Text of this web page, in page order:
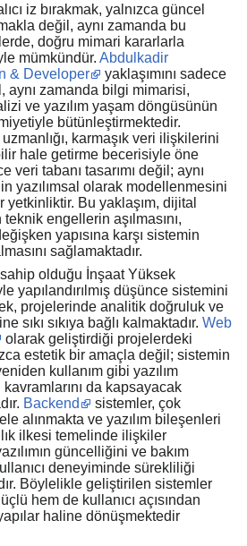
iz bırakmak, yalnızca güncel
değil, aynı zamanda bu
doğru mimari kararlarla
mümkündür. Abdulkadir
& Developer
yaklaşımını sadece
aynı zamanda bilgi mimarisi,
ve yazılım yaşam döngüsünün
bütünleştirmektedir.
karmaşık veri ilişkilerini
hale getirme becerisiyle öne
veri tabanı tasarımı değil; aynı
yazılımsal olarak modellenmesini
Bu yaklaşım, dijital
engellerin aşılmasını,
yapısına karşı sistemin
sağlamaktadır.
olduğu İnşaat Yüksek
yapılandırılmış düşünce sistemini
projelerinde analitik doğruluk ve
sıkı sıkıya bağlı kalmaktadır. Web
olarak geliştirdiği projelerdeki
estetik bir amaçla değil; sistemin
kullanım gibi yazılım
da kapsayacak
Backend
sistemler, çok
alınmakta ve yazılım bileşenleri
ilkesi temelinde ilişkiler
güncelliğini ve bakım
deneyiminde sürekliliği
Böylelikle geliştirilen sistemler
hem de kullanıcı açısından
haline dönüşmektedir